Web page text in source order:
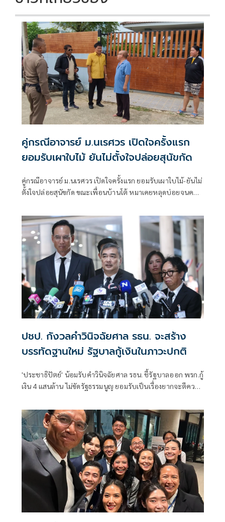
คู่กรณีอาจารย์ ม.นเรศวร เปิดใจครั้งแรก
ยอมรับเผาใบไม้ ยันไม่ตั้งใจปล่อยสุนัขกัด
คู่กรณีอาจารย์ ม.นเรศวร เปิดใจครั้งแรก ยอมรับเผาใบไม้-ยันไม่
ตั้งใจปล่อยสุนัขกัด ขณะเพื่อนบ้านโต้ หมาเคยหลุดบ่อยจนคน
ปชป. กังวลคำวินิจฉัยศาล รธน. จะสร้าง
บรรทัดฐานใหม่ รัฐบาลกู้เงินในภาวะปกติ
'ประชาธิปัตย์' น้อมรับคำวินิจฉัยศาล รธน. ชี้รัฐบาลออก พรก.กู้
เงิน 4 แสนล้าน ไม่ขัดรัฐธรรมนูญ ยอมรับเป็นเรื่องยากจะตีความ
ส่วน ที่ 2 เหตุยังไม่มีรายละเอียดชัดในการทำงบ ปี 70